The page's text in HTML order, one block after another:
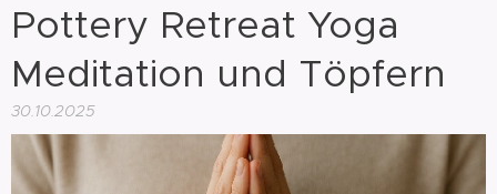
Pottery Retreat Yoga
Meditation und Töpfern
30.10.2025